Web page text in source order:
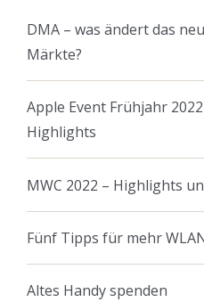
DMA – was ändert das
Märkte?
Apple Event Frühjahr
Highlights
MWC 2022 – Highlights
Fünf Tipps für mehr
Altes Handy spenden